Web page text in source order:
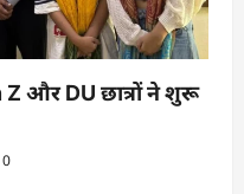
Z और DU छात्रों ने शुरू
0